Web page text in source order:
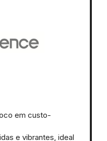
em custo-
e vibrantes, ideal